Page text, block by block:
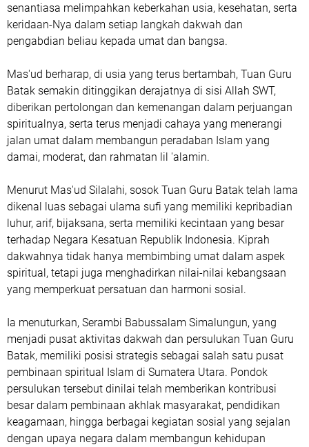
senantiasa melimpahkan keberkahan usia, kesehatan, serta
keridaan-Nya dalam setiap langkah dakwah dan
pengabdian beliau kepada umat dan bangsa.
Mas'ud berharap, di usia yang terus bertambah, Tuan Guru
Batak semakin ditinggikan derajatnya di sisi Allah SWT,
diberikan pertolongan dan kemenangan dalam perjuangan
spiritualnya, serta terus menjadi cahaya yang menerangi
jalan umat dalam membangun peradaban Islam yang
damai, moderat, dan rahmatan lil 'alamin.
Menurut Mas'ud Silalahi, sosok Tuan Guru Batak telah lama
dikenal luas sebagai ulama sufi yang memiliki kepribadian
luhur, arif, bijaksana, serta memiliki kecintaan yang besar
terhadap Negara Kesatuan Republik Indonesia. Kiprah
dakwahnya tidak hanya membimbing umat dalam aspek
spiritual, tetapi juga menghadirkan nilai-nilai kebangsaan
yang memperkuat persatuan dan harmoni sosial.
Ia menuturkan, Serambi Babussalam Simalungun, yang
menjadi pusat aktivitas dakwah dan persulukan Tuan Guru
Batak, memiliki posisi strategis sebagai salah satu pusat
pembinaan spiritual Islam di Sumatera Utara. Pondok
persulukan tersebut dinilai telah memberikan kontribusi
besar dalam pembinaan akhlak masyarakat, pendidikan
keagamaan, hingga berbagai kegiatan sosial yang sejalan
dengan upaya negara dalam membangun kehidupan